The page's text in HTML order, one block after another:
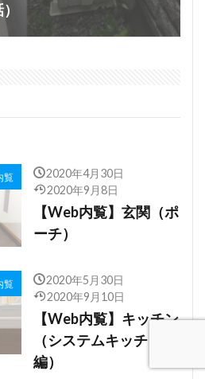
覧
2020年4月30日
2020年9月8日
【Web内覧】玄関（ポ
ーチ）
覧
2020年5月30日
2020年9月10日
【Web内覧】キッチン
（システムキッチン後
編）